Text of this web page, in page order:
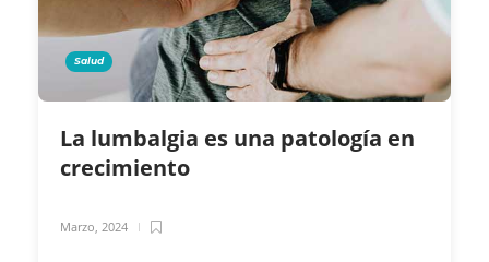
Salud
La lumbalgia es una patología en
crecimiento
Marzo, 2024